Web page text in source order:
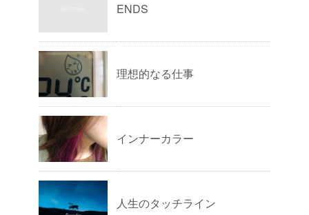
ENDS
理想的なる仕事
インナーカラー
人生のタッチライン